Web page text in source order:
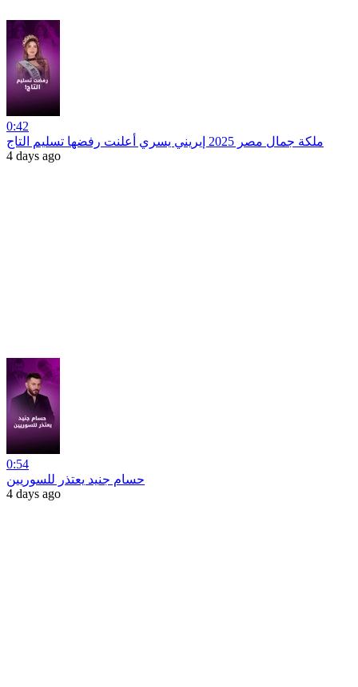
0:42
ملكة جمال مصر 2025 إيريني يسري أعلنت رفضها تسليم التاج
4 days ago
0:54
حسام جنيد يعتذر للسوريين
4 days ago